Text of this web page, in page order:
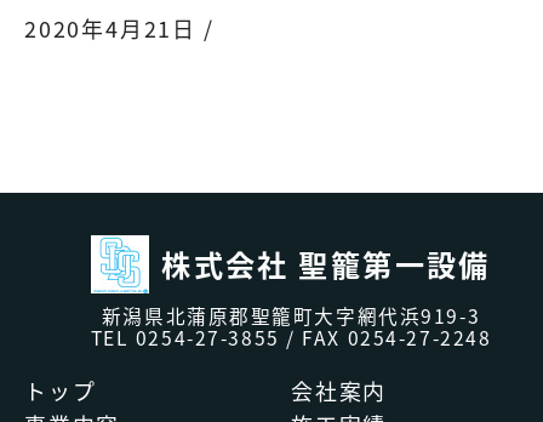
2020年4月21日 /
株式会社 聖籠第一設備
新潟県北蒲原郡聖籠町大字網代浜919-3
TEL 0254-27-3855 / FAX 0254-27-2248
トップ
会社案内